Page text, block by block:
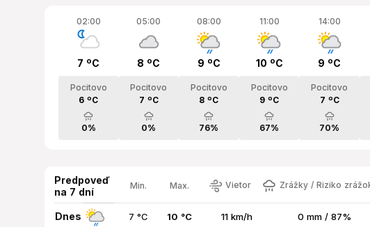
02:00
7 ºC
Pocitovo
6 ºC
0%
05:00
8 ºC
Pocitovo
7 ºC
0%
08:00
9 ºC
Pocitovo
8 ºC
76%
11:00
10 ºC
Pocitovo
9 ºC
67%
14:00
9 ºC
Pocitovo
7 ºC
70%
Predpoveď
na 7 dní
Min. Max. Vietor Zrážky / Riziko
Dnes 7 °C 10 °C 11 km/h 0 mm / 87%